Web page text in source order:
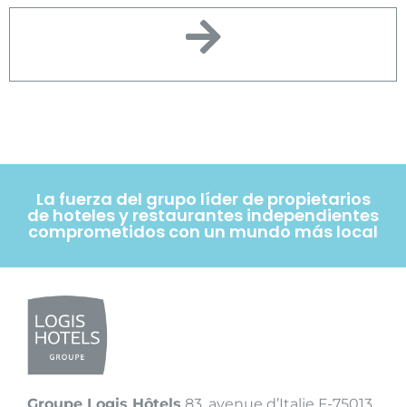
La fuerza del grupo líder de propietarios
de hoteles y restaurantes independientes
comprometidos con un mundo más local